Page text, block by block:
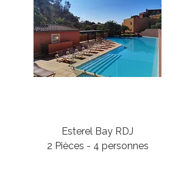
Esterel Bay RDJ
2 Pièces - 4 personnes